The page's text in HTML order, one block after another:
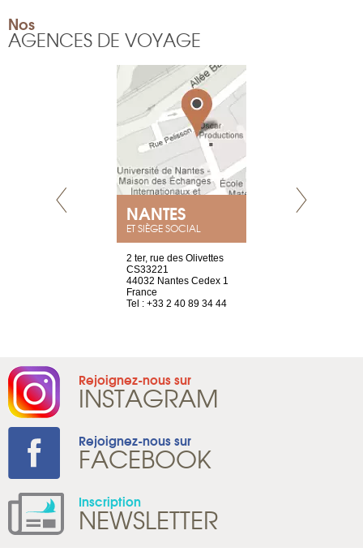
Nos
AGENCES DE VOYAGE
NANTES
ET SIÈGE SOCIAL
2 ter, rue des Olivettes
CS33221
44032 Nantes Cedex 1
France
Tel : +33 2 40 89 34 44
Rejoignez-nous sur
INSTAGRAM
Rejoignez-nous sur
FACEBOOK
Inscription
NEWSLETTER